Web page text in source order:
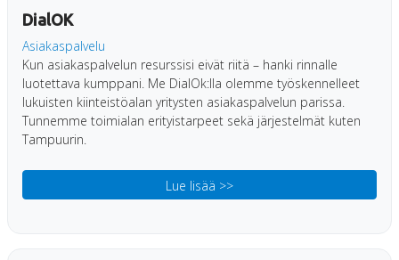
DialOK
Asiakaspalvelu
Kun asiakaspalvelun resurssisi eivät riitä – hanki rinnalle
luotettava kumppani. Me DialOk:lla olemme työskennelleet
lukuisten kiinteistöalan yritysten asiakaspalvelun parissa.
Tunnemme toimialan erityistarpeet sekä järjestelmät kuten
Tampuurin.
Lue lisää >>